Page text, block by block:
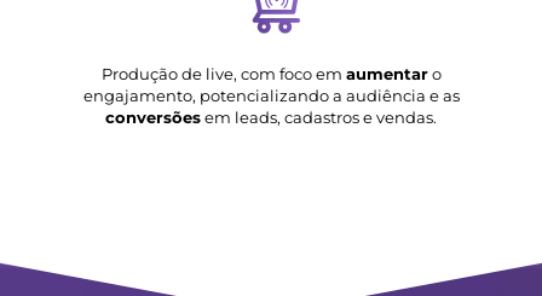
Produção de live, com foco em aumentaro
engajamento, potencializando a audiência e as
conversõesem leads, cadastros e vendas.